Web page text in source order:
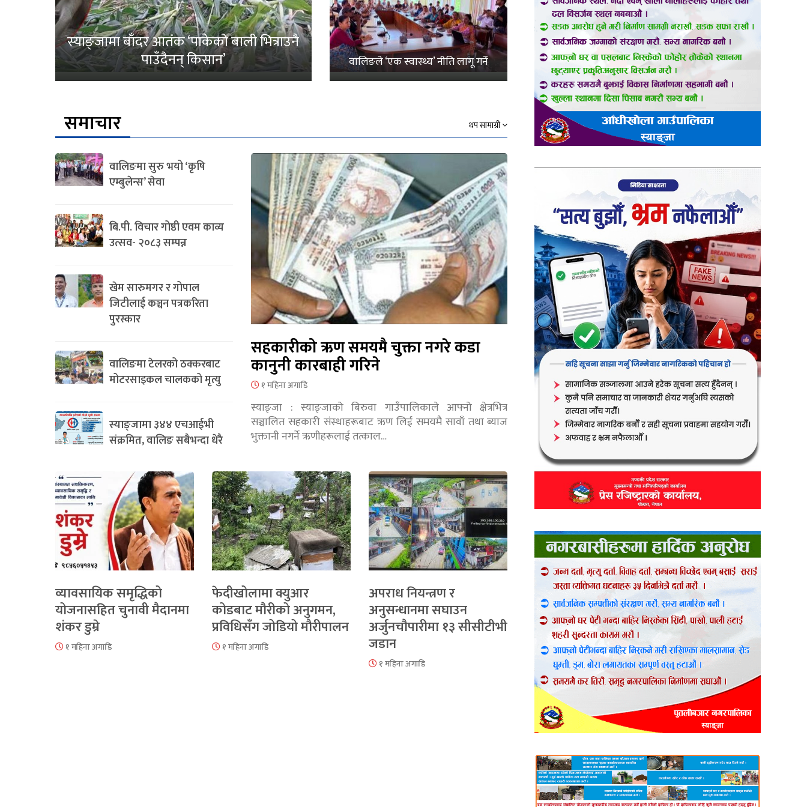
स्याङ्जामा बाँदर आतंक ‘पाकेको बाली भित्राउनै
पाउँदैनन् किसान’ वालिङले ‘एक स्वास्थ्य’ नीति लागू गर्ने
समाचार थप सामाग्री
वालिङमा सुरु भयो ‘कृषि
एम्बुलेन्स’ सेवा
बि.पी. विचार गोष्ठी एवम काव्य
उत्सव- २०८३ सम्पन्न
खेम सारुमगर र गोपाल
जिटीलाई कञ्चन पत्रकरिता
पुरस्कार
वालिङमा टेलरको ठक्करबाट
मोटरसाइकल चालकको मृत्यु
स्याङ्जामा ३४४ एचआईभी
संक्रमित, वालिङ सबैभन्दा धेरै
सहकारीको ऋण समयमै चुक्ता नगरे कडा
कानुनी कारबाही गरिने
१ महिना अगाडि
स्याङ्जा : स्याङ्जाको बिरुवा गाउँपालिकाले आफ्नो क्षेत्रभित्र
सञ्चालित सहकारी संस्थाहरूबाट ऋण लिई समयमै सावाँ तथा ब्याज
भुक्तानी नगर्ने ऋणीहरूलाई तत्काल…
व्यावसायिक समृद्धिको
योजनासहित चुनावी मैदानमा
शंकर डुम्रे
१ महिना अगाडि
फेदीखोलामा क्युआर
कोडबाट मौरीको अनुगमन,
प्रविधिसँग जोडियो मौरीपालन
१ महिना अगाडि
अपराध नियन्त्रण र
अनुसन्धानमा सघाउन
अर्जुनचौपारीमा १३ सीसीटीभी
जडान
१ महिना अगाडि